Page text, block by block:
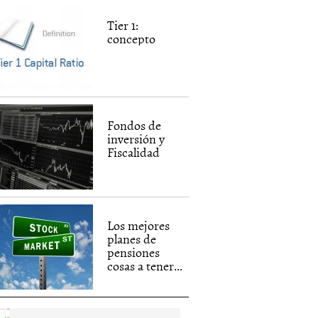
Tier 1:
concepto
Fondos de
inversión y
Fiscalidad
Los mejores
planes de
pensiones
cosas a tener...